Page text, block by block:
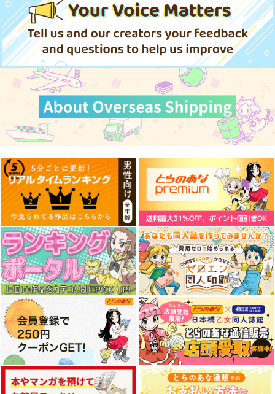
探偵モンテ・クリスト
完全幻覚本
Owen
944円（税込）
Fate/Grand Order
藤丸立香
サンプル
カート
斎藤一の本2
斎藤一の本を出すサー
クル
2,357 円（税込）
Fate/Grand Order
サンプル
カート
LACKGAKIBOX2025
珈琲紳士の部屋
3,144円（税込）
Fate/Grand Order
藤堂平助
一文字則宗
サンプル
カート